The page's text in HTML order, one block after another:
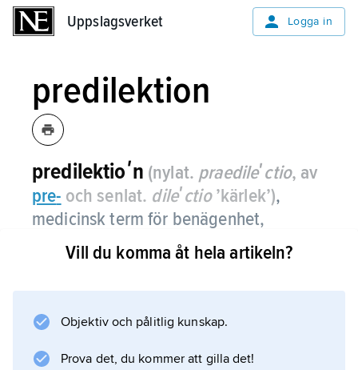
Uppslagsverket Logga in
predilektion
predilektioʹn (nylat. praedileʹctio, av
pre- och senlat. dileʹctio’kärlek’),
medicinsk term för benägenhet,
förkärlek, t.ex.
predilektionsställe , den
plats i kroppen eller det organ där en
Vill du komma åt hela artikeln?
Objektiv och pålitlig kunskap.
Prova det, du kommer att gilla det!